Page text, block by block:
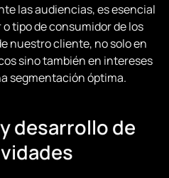
las audiencias, es esencial
tipo de consumidor de los
nuestro cliente, no solo en
sino también en intereses
segmentación óptima.
desarrollo de